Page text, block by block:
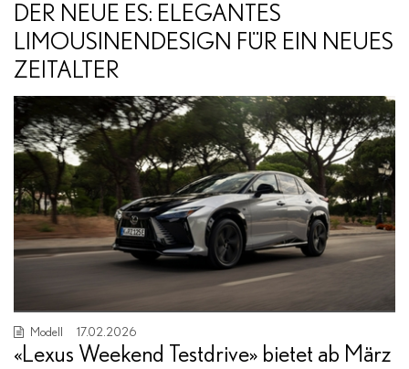
DER NEUE ES: ELEGANTES
LIMOUSINENDESIGN FÜR EIN NEUES
ZEITALTER
Modell 17.02.2026
«Lexus Weekend Testdrive» bietet ab März